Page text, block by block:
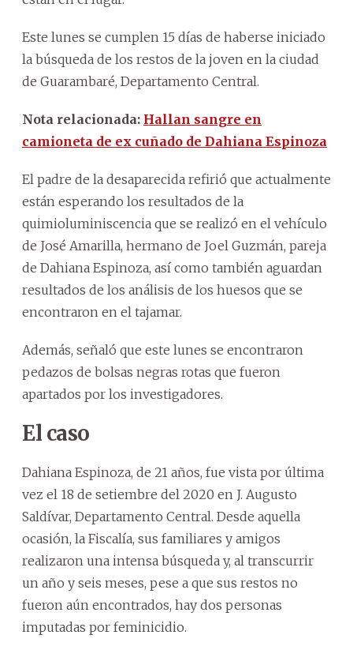
Este lunes se cumplen 15 días de haberse iniciado
la búsqueda de los restos de la joven en la ciudad
de Guarambaré, Departamento Central.
Nota relacionada: Hallan sangre en
camioneta de ex cuñado de Dahiana Espinoza
El padre de la desaparecida refirió que actualmente
están esperando los resultados de la
quimioluminiscencia que se realizó en el vehículo
de José Amarilla, hermano de Joel Guzmán, pareja
de Dahiana Espinoza, así como también aguardan
resultados de los análisis de los huesos que se
encontraron en el tajamar.
Además, señaló que este lunes se encontraron
pedazos de bolsas negras rotas que fueron
apartados por los investigadores.
El caso
Dahiana Espinoza, de 21 años, fue vista por última
vez el 18 de setiembre del 2020 en J. Augusto
Saldívar, Departamento Central. Desde aquella
ocasión, la Fiscalía, sus familiares y amigos
realizaron una intensa búsqueda y, al transcurrir
un año y seis meses, pese a que sus restos no
fueron aún encontrados, hay dos personas
imputadas por feminicidio.